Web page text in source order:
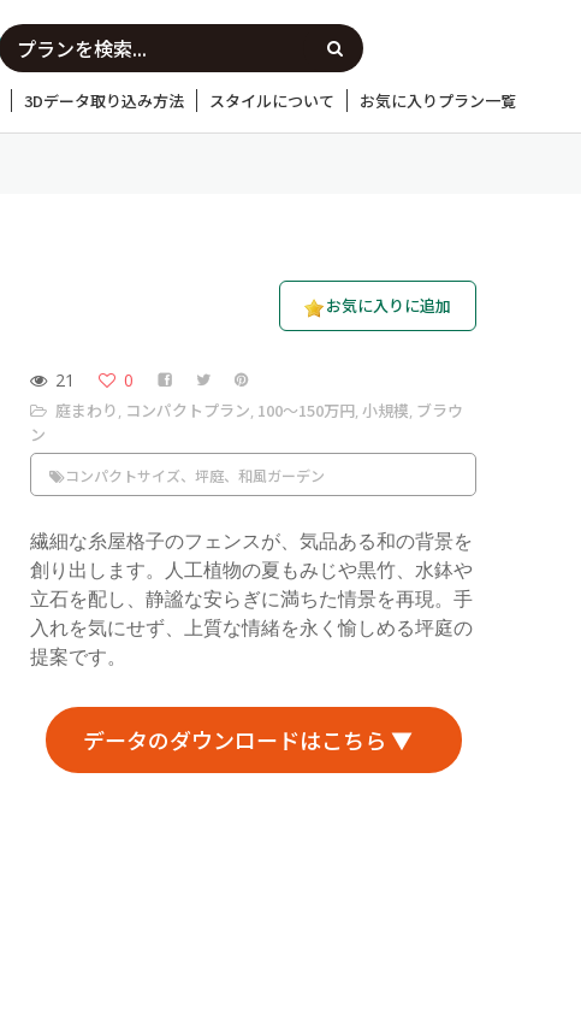
3Dデータ取り込み方法 スタイルについて お気に入りプラン一覧
お気に入りに追加
21
0
庭まわり, コンパクトプラン, 100〜150万円,小規模, ブラウ
ン
コンパクトサイズ、坪庭、和風ガーデン
繊細な糸屋格子のフェンスが、気品ある和の背景を
創り出します。人工植物の夏もみじや黒竹、水鉢や
立石を配し、静謐な安らぎに満ちた情景を再現。手
入れを気にせず、上質な情緒を永く愉しめる坪庭の
提案です。
データのダウンロードはこちら ▼